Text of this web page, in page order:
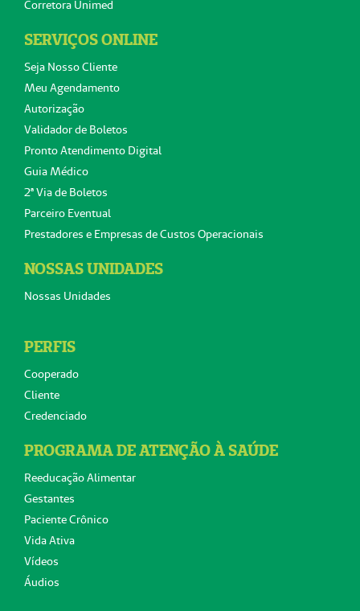
Corretora Unimed
SERVIÇOS ONLINE
Seja Nosso Cliente
Meu Agendamento
Autorização
Validador de Boletos
Pronto Atendimento Digital
Guia Médico
2ª Via de Boletos
Parceiro Eventual
Prestadores e Empresas de Custos Operacionais
NOSSAS UNIDADES
Nossas Unidades
PERFIS
Cooperado
Cliente
Credenciado
PROGRAMA DE ATENÇÃO À SAÚDE
Reeducação Alimentar
Gestantes
Paciente Crônico
Vida Ativa
Vídeos
Áudios